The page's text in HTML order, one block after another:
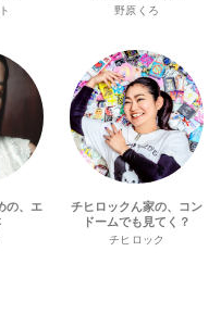
野原くろ
の、エ
チヒロックん家の、コン
ドームでも見てく？
チヒロック